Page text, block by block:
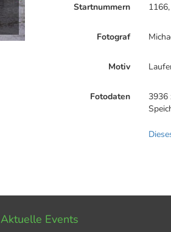
Startnummern
Fotograf
Motiv
Fotodaten
3936
Aktuelle Events